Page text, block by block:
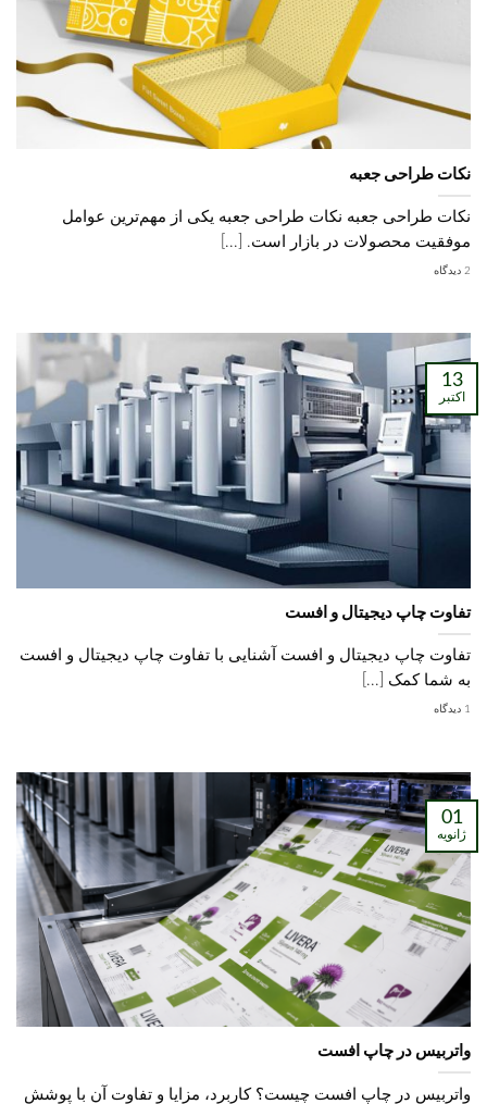
نکات طراحی جعبه
نکات طراحی جعبه نکات طراحی جعبه یکی از مهم‌ترین عوامل
موفقیت محصولات در بازار است. [...]
2 دیدگاه
تفاوت چاپ دیجیتال و افست
تفاوت چاپ دیجیتال و افست آشنایی با تفاوت چاپ دیجیتال و افست
به شما کمک [...]
1 دیدگاه
13
اکتبر
واتربیس در چاپ افست
واتربیس در چاپ افست چیست؟ کاربرد، مزایا و تفاوت آن با پوشش
01
ژانویه